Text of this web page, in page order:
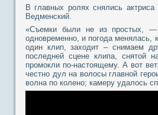
В главных ролях снялись
Ведменский.
«Съемки были не из простых, —
одновременно, и погода менялась,
один клип, заходит – снимаем
последней сцене клипа, снятой
промокли по-настоящему. А вот
честно дул на волосы главной
волна по колено; камеру удалось